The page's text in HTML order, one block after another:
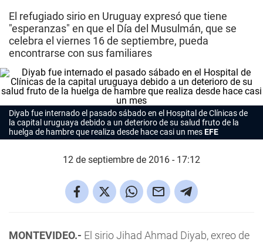
El refugiado sirio en Uruguay expresó que tiene
"esperanzas" en que el Día del Musulmán, que se
celebra el viernes 16 de septiembre, pueda
encontrarse con sus familiares
Diyab fue internado el pasado sábado en el Hospital de Clínicas de
la capital uruguaya debido a un deterioro de su salud fruto de la
huelga de hambre que realiza desde hace casi un mesEFE
12 de septiembre de 2016 - 17:12
MONTEVIDEO.- El sirio Jihad Ahmad Diyab, exreo de